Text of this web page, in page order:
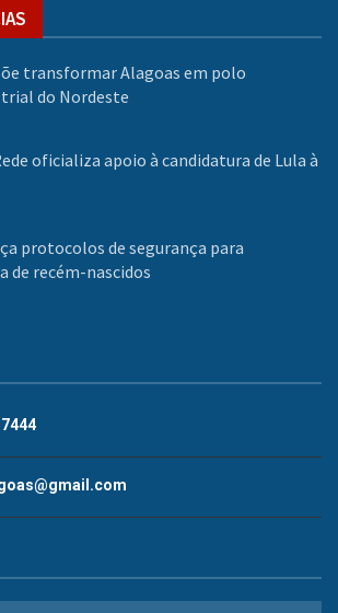
transformar Alagoas em polo
do Nordeste
oficializa apoio à candidatura de Lula à
protocolos de segurança para
de recém-nascidos